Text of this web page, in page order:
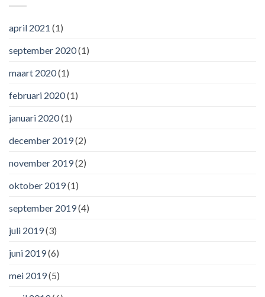
april 2021 (1)
september 2020(1)
maart 2020(1)
februari 2020(1)
januari 2020(1)
december 2019(2)
november 2019(2)
oktober 2019(1)
september 2019(4)
juli 2019(3)
juni 2019(6)
mei 2019(5)